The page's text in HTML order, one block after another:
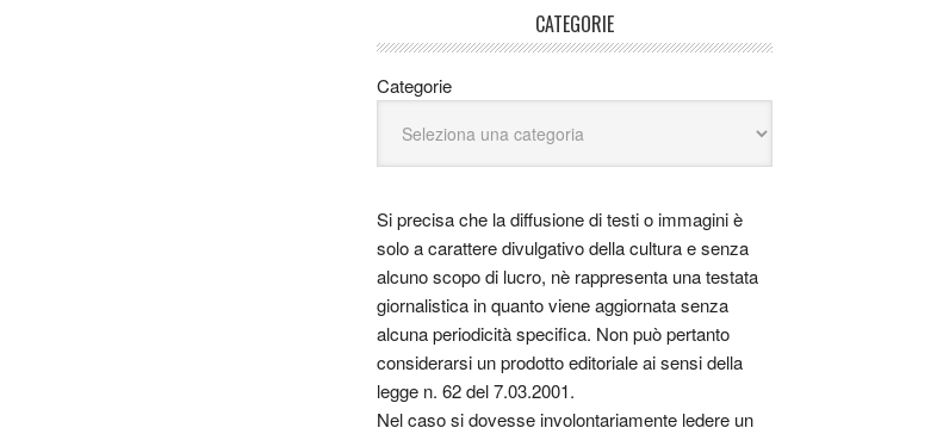
CATEGORIE
Categorie
Si precisa che la diffusione di testi o immagini è
solo a carattere divulgativo della cultura e senza
alcuno scopo di lucro, nè rappresenta una testata
giornalistica in quanto viene aggiornata senza
alcuna periodicità specifica. Non può pertanto
considerarsi un prodotto editoriale ai sensi della
legge n. 62 del 7.03.2001.
Nel caso si dovesse involontariamente ledere un